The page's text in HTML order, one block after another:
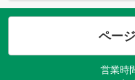
ペー
営業時